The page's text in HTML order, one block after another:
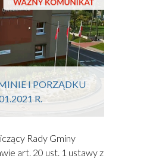
I PORZĄDKU
R.
Rady Gminy
art. 20 ust. 1 ustawy z